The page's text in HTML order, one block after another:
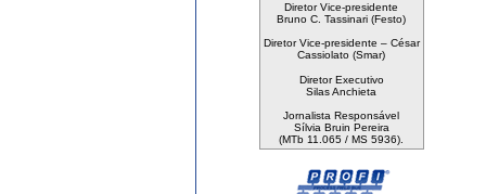
Diretor Vice-presidente
Bruno C. Tassinari (Festo)
Diretor Vice-presidente – César
Cassiolato (Smar)
Diretor Executivo
Silas Anchieta
Jornalista Responsável
Sílvia Bruin Pereira
(MTb 11.065 / MS 5936).